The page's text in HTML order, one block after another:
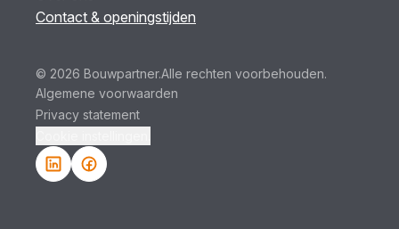
Contact & openingstijden
© 2026 Bouwpartner.Alle rechten voorbehouden.
Algemene voorwaarden
Privacy statement